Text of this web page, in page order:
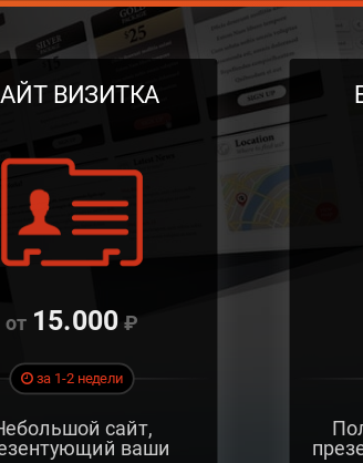
ВИЗИТКА
15.000
за 1-2 недели
сайт,
ваши